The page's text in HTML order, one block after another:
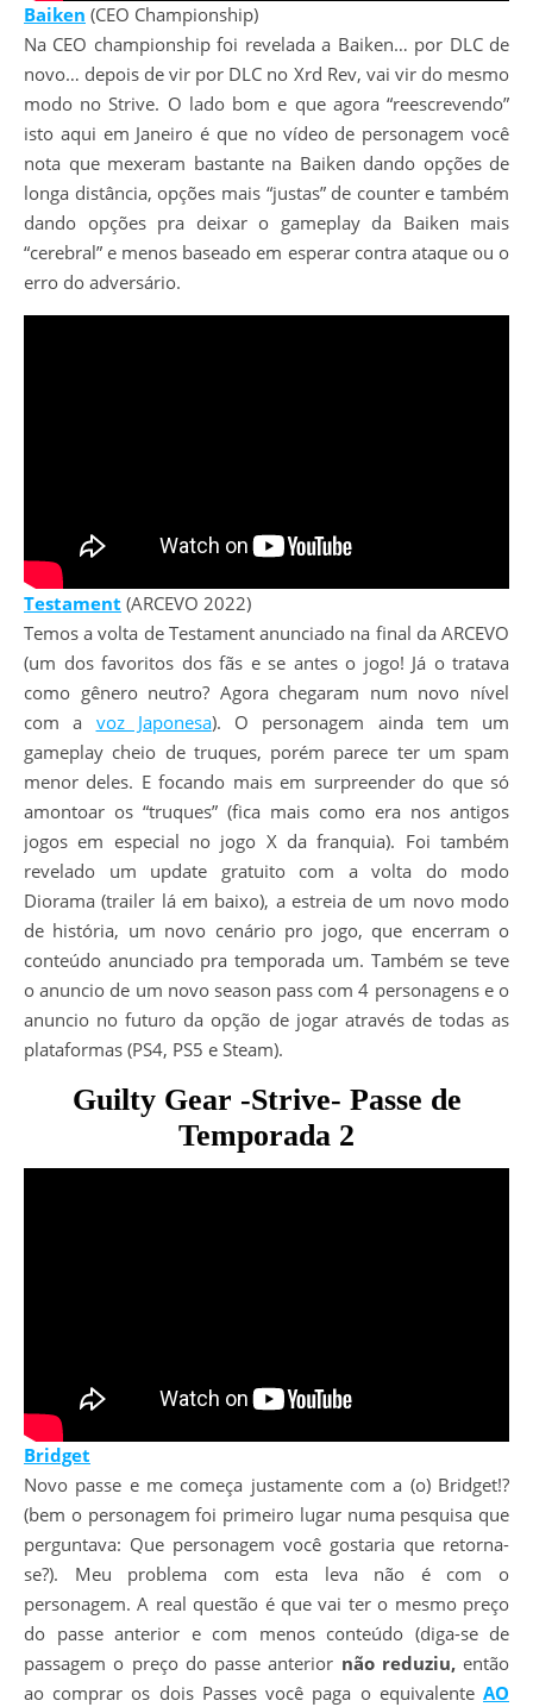
Baiken (CEO Championship)
Na CEO championship foi revelada a Baiken… por DLC de
novo… depois de vir por DLC no Xrd Rev, vai vir do mesmo
modo no Strive. O lado bom e que agora “reescrevendo”
isto aqui em Janeiro é que no vídeo de personagem você
nota que mexeram bastante na Baiken dando opções de
longa distância, opções mais “justas” de counter e também
dando opções pra deixar o gameplay da Baiken mais
“cerebral” e menos baseado em esperar contra ataque ou o
erro do adversário.
Testament (ARCEVO 2022)
Temos a volta de Testament anunciado na final da ARCEVO
(um dos favoritos dos fãs e se antes o jogo! Já o tratava
como gênero neutro? Agora chegaram num novo nível
com a voz Japonesa). O personagem ainda tem um
gameplay cheio de truques, porém parece ter um spam
menor deles. E focando mais em surpreender do que só
amontoar os “truques” (fica mais como era nos antigos
jogos em especial no jogo X da franquia). Foi também
revelado um update gratuito com a volta do modo
Diorama (trailer lá em baixo), a estreia de um novo modo
de história, um novo cenário pro jogo, que encerram o
conteúdo anunciado pra temporada um. Também se teve
o anuncio de um novo season pass com 4 personagens e o
anuncio no futuro da opção de jogar através de todas as
plataformas (PS4, PS5 e Steam).
Guilty Gear -Strive- Passe de
Temporada 2
Bridget
Novo passe e me começa justamente com a (o) Bridget!?
(bem o personagem foi primeiro lugar numa pesquisa que
perguntava: Que personagem você gostaria que retorna-
se?). Meu problema com esta leva não é com o
personagem. A real questão é que vai ter o mesmo preço
do passe anterior e com menos conteúdo (diga-se de
passagem o preço do passe anterior não reduziu,então
ao comprar os dois Passes você paga o equivalente AO